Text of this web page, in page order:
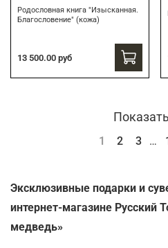
Родословная книга "Изысканная.
Благословение" (кожа)
13 500.00 руб
1 2 3 …
Эксклюзивные подарки и
интернет-магазине Русский
медведь»